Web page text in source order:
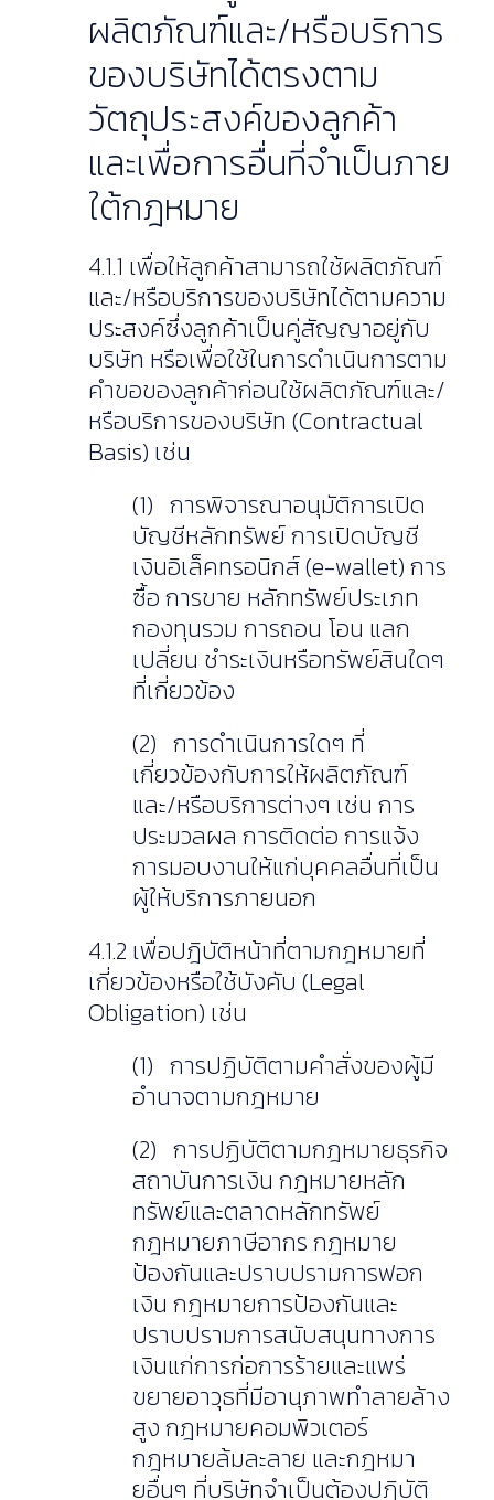
ผลิตภัณฑ์และ/หรือบริการ
ของบริษัทได้ตรงตาม
วัตถุประสงค์ของลูกค้า
และเพื่อการอื่นที่จำเป็นภาย
ใต้กฎหมาย
4.1.1 เพื่อให้ลูกค้าสามารถใช้ผลิตภัณฑ์
และ/หรือบริการของบริษัทได้ตามความ
ประสงค์ซึ่งลูกค้าเป็นคู่สัญญาอยู่กับ
บริษัท หรือเพื่อใช้ในการดำเนินการตาม
คำขอของลูกค้าก่อนใช้ผลิตภัณฑ์และ/
หรือบริการของบริษัท (Contractual
Basis) เช่น
(1) การพิจารณาอนุมัติการเปิด
บัญชีหลักทรัพย์ การเปิดบัญชี
เงินอิเล็คทรอนิกส์ (e-wallet) การ
ซื้อ การขาย หลักทรัพย์ประเภท
กองทุนรวม การถอน โอน แลก
เปลี่ยน ชำระเงินหรือทรัพย์สินใดๆ
ที่เกี่ยวข้อง
(2) การดำเนินการใดๆ ที่
เกี่ยวข้องกับการให้ผลิตภัณฑ์
และ/หรือบริการต่างๆ เช่น การ
ประมวลผล การติดต่อ การแจ้ง
การมอบงานให้แก่บุคคลอื่นที่เป็น
ผู้ให้บริการภายนอก
4.1.2 เพื่อปฎิบัติหน้าที่ตามกฎหมายที่
เกี่ยวข้องหรือใช้บังคับ (Legal
Obligation) เช่น
(1) การปฏิบัติตามคำสั่งของผู้มี
อำนาจตามกฎหมาย
(2) การปฏิบัติตามกฎหมายธุรกิจ
สถาบันการเงิน กฎหมายหลัก
ทรัพย์และตลาดหลักทรัพย์
กฎหมายภาษีอากร กฎหมาย
ป้องกันและปราบปรามการฟอก
เงิน กฎหมายการป้องกันและ
ปราบปรามการสนับสนุนทางการ
เงินแก่การก่อการร้ายและแพร่
ขยายอาวุธที่มีอานุภาพทำลายล้าง
สูง กฎหมายคอมพิวเตอร์
กฎหมายล้มละลาย และกฎหมา
ยอื่นๆ ที่บริษัทจำเป็นต้องปฏิบัติ